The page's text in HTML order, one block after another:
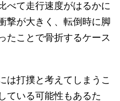
べて走行速度がはるかに
撃が大きく、転倒時に脚
たことで骨折するケース
は打撲と考えてしまうこ
ている可能性もあるた